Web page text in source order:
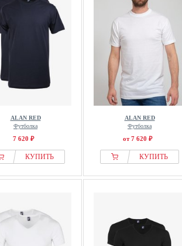
ALAN RED
Футболка
7 620 ₽
КУПИТЬ
ALAN RED
Футболка
от 7 620 ₽
КУПИТЬ